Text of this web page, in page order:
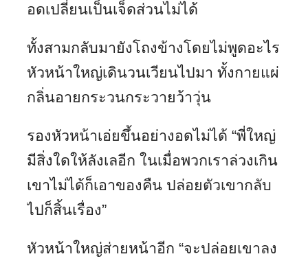
อดเปลี่ยนเป็นเจ็ดส่วนไม่ได้
ทั้งสามกลับมายังโถงข้างโดยไม่พูดอะไร
หัวหน้าใหญ่เดินวนเวียนไปมา ทั้งกายแผ่
กลิ่นอายกระวนกระวายว้าวุ่น
รองหัวหน้าเอ่ยขึ้นอย่างอดไม่ได้ “พี่ใหญ่
มีสิ่งใดให้ลังเลอีก ในเมื่อพวกเราล่วงเกิน
เขาไม่ได้ก็เอาของคืน ปล่อยตัวเขากลับ
ไปก็สิ้นเรื่อง”
หัวหน้าใหญ่ส่ายหน้าอีก “จะปล่อยเขาลง